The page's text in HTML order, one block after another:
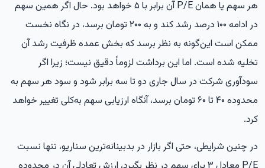
هر سهم یا همان P/E آن برابر با ۵ خواهد بود. حال اگر همین سهم
در ادامه ۱۰۰ درصد رشد کند و به ۲۰۰ تومان برسد، در نگاه نخست
ممکن است این‌گونه به نظر برسد که بخش عمده ظرفیت رشد آن
تخلیه شده است. اما این برداشت لزوماً دقیق نیست؛ زیرا اگر
سودآوری شرکت در سال جاری دو تا سه برابر شود و سود هر سهم به
محدوده ۴۰ تا ۶۰ تومان برسد، آنگاه ارزیابی سهم به‌کلی تغییر خواهد
کرد.
در چنین شرایطی، حتی اگر بازار در بدبینانه‌ترین سناریو، تنها نسبت